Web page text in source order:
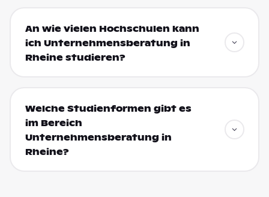
An wie vielen Hochschulen kann
ich Unternehmensberatung in
Rheine studieren?
Welche Studienformen gibt es
im Bereich
Unternehmensberatung in
Rheine?